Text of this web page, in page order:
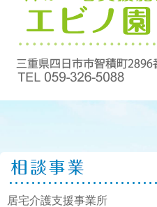
居宅介護支援事業所